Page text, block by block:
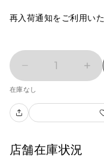
再入荷通知をご利用い
1
在庫なし
店舗在庫状況